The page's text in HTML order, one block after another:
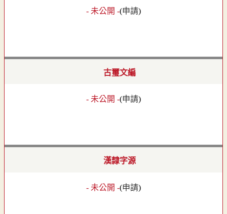
- 未公開 -(申請)
古璽文編
- 未公開 -(申請)
漢隸字源
- 未公開 -(申請)